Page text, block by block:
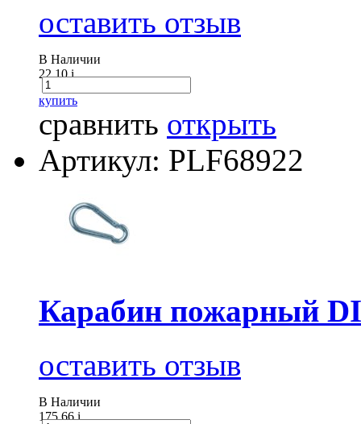
оставить отзыв
В Наличии
22.10i
купить
сравнить открыть
Артикул: PLF68922
Карабин пожарный
оставить отзыв
В Наличии
175.66i